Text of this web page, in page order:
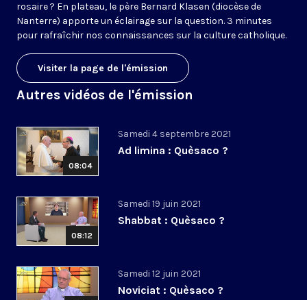
rosaire ? En plateau, le père Bernard Klasen (diocèse de
Nanterre) apporte un éclairage sur la question. 3 minutes
pour rafraîchir nos connaissances sur la culture catholique.
Visiter la page de l'émission
Autres vidéos de l'émission
08:04
Samedi 4 septembre 2021
Ad limina : Quèsaco ?
08:12
Samedi 19 juin 2021
Shabbat : Quèsaco ?
Samedi 12 juin 2021
Noviciat : Quèsaco ?